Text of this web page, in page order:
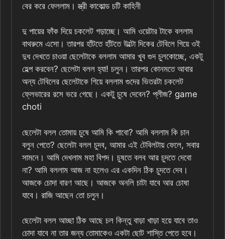
বের করে ফেললাম। স্ত্রী কাকোল্ড চটি কাহিনী
দু পায়ের ফাঁক দিয়ে চকলেট গড়াচ্ছে। আমি ওয়েটার টাকে বললাম
বাথরুমে এসো। তারপর হাঁটতে হাঁটতে উল্টো দিকের টেবিলে গিয়ে ওই
দুধ দেখতে চাওয়া ছেলেটাকে বললাম আমার খুব গুদ চুলকোচ্ছে, একটু
হেল্প করবেন? ছেলেটা বলল হ্যা! চলুন। তারপর কোনমতে আবার
অন্য টেবিলের ছেলেটাকে গিয়ে বললাম গুদের ভিতরটা চকলেট
ফ্লেভারের রসে ভরে গেছে। একটু চুষে দেবেন? প্লীজ? game
choti
ছেলেটা বলল তোমায় চুষে আমি কি পাবো? আমি বললাম কি চান
বলুন পেতে? ছেলেটা বলল চুদব, আমার এই টেবিলটায় ফেলে, সবার
সামনে। আমি দেখলাম মহা বিপদ। চুষতে বলব আর চুদতে দেবো
না? আমি বললাম আজ না হলেও এর একদিন ঠিক চুদতে দেব।
আজকে চোদা বারণ আছে। আজকে অনলি চাটা যাবে আর চোষা
যাবে। রাজি আছেন তো চলুন।
ছেলেটা বলল আচ্ছা ঠিক আছে চল কিন্তু বাড়া খাড়া হয়ে যাবে তাও
চোদা যাবে না তার জন্য তোমাকেও একটা ছোট শাস্তি পেতে হবে।